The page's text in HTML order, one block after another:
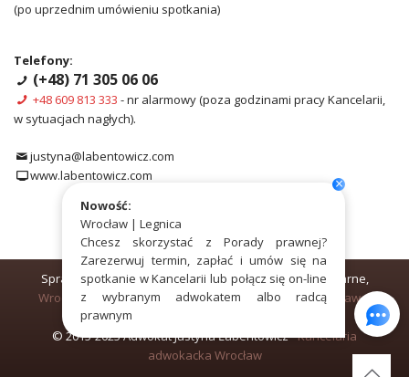
(po uprzednim umówieniu spotkania)
Telefony:
(+48) 71 305 06 06
+48 609 813 333 - nr alarmowy (poza godzinami pracy Kancelarii,
w sytuacjach nagłych).
justyna@labentowicz.com
www.labentowicz.com
Sprawy opodział majątku,rozwód , alimenty, sprawy karne,
Wrocław
Oleśnica,Świdnica,Trzebnica ,Jelenia Góra Oława,
Legnica
© 2015-2025 Adwokat Justyna Łabentowicz -Kancelaria
adwokacka Wrocław
×
Nowość:
Wrocław | Legnica
Chcesz skorzystać z Porady prawnej?
Zarezerwuj termin, zapłać i umów się na
spotkanie w Kancelarii lub połącz się on-line
z wybranym adwokatem albo radcą
prawnym